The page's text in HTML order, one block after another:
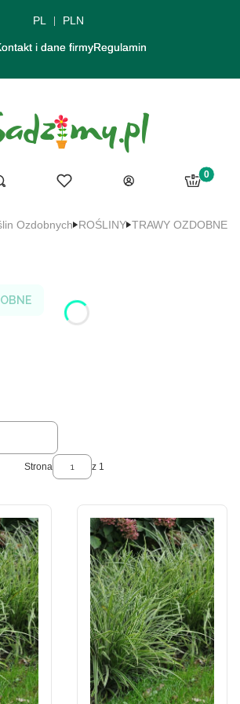
PL PLN
i dane firmyRegulamin
wyszukiwarkę
Szukaj Ulubione
Zaloguj się
Produkty
Koszyk
Ozdobnych ROŚLINY TRAWY OZDOBNE
Strona z 1